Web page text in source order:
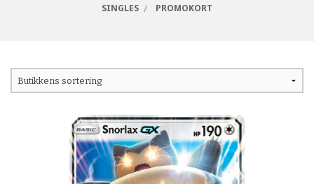
SINGLES PROMOKORT